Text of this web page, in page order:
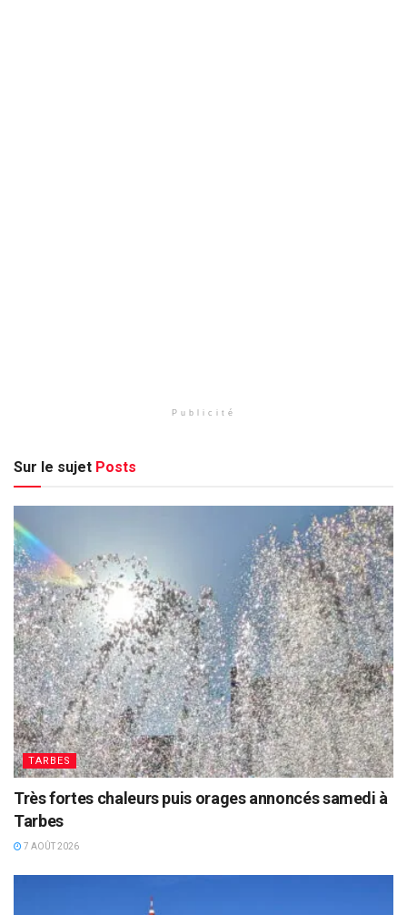
Publicité
Sur le sujet Posts
TARBES
Très fortes chaleurs puis orages annoncés samedi à
Tarbes
7 AOÛT 2026